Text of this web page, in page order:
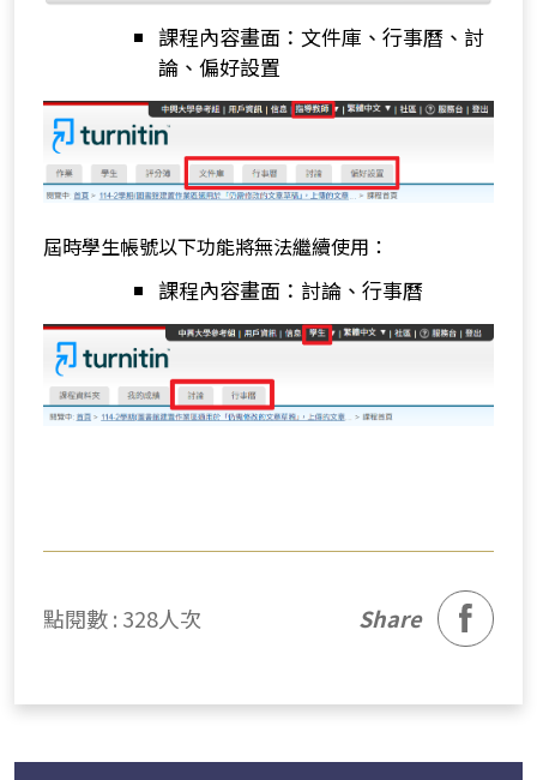
課程內容畫面：文件庫、行事曆、討
論、偏好設置
屆時學生帳號以下功能將無法繼續使用：
課程內容畫面：討論、行事曆
點閱數 : 328人次 Share
facebook